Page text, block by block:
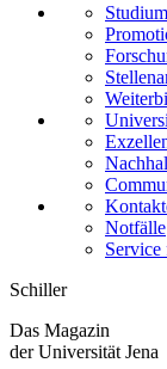
Studium
Notfälle
Schiller
Das Magazin
der Universität Jena